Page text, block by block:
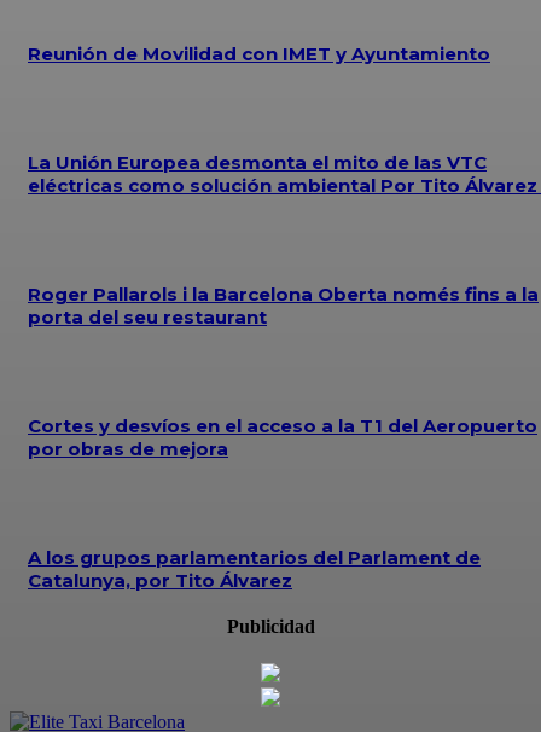
Reunión de Movilidad con IMET y Ayuntamiento
La Unión Europea desmonta el mito de las VTC
eléctricas como solución ambiental Por Tito Álvarez
Roger Pallarols i la Barcelona Oberta només fins a la
porta del seu restaurant
Cortes y desvíos en el acceso a la T1 del Aeropuerto
por obras de mejora
A los grupos parlamentarios del Parlament de
Catalunya, por Tito Álvarez
Publicidad